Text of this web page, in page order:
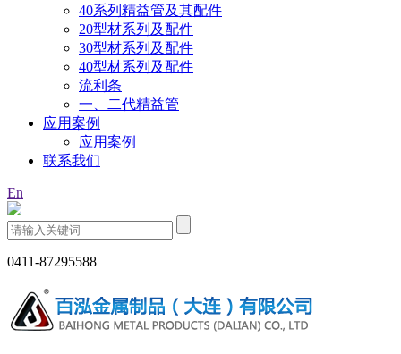
40系列精益管及其配件
20型材系列及配件
30型材系列及配件
40型材系列及配件
流利条
一、二代精益管
应用案例
应用案例
联系我们
En
0411-87295588